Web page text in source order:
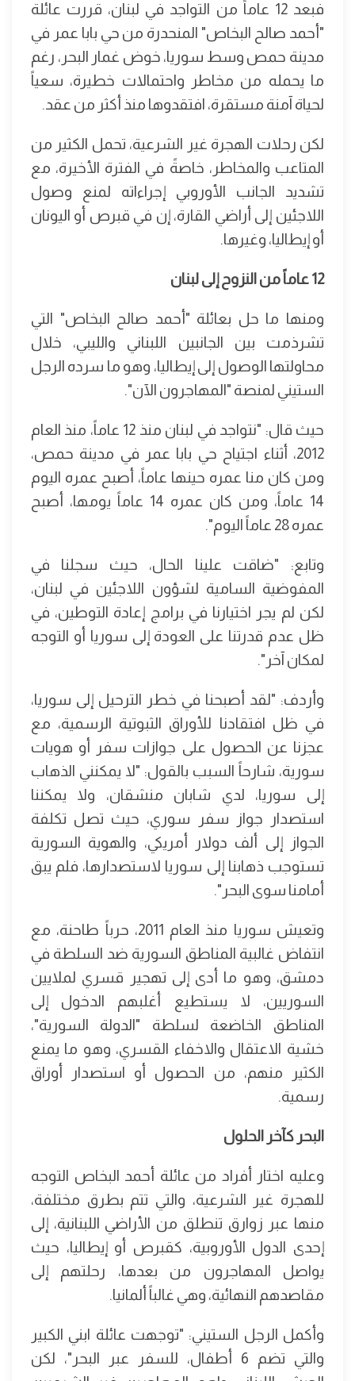
فبعد 12 عاماً من التواجد في لبنان، قررت عائلة
"أحمد صالح البخاص" المنحدرة من حي بابا عمر في
مدينة حمص وسط سوريا، خوض غمار البحر، رغم
ما يحمله من مخاطر واحتمالات خطيرة، سعياً
لحياة آمنة مستقرة، افتقدوها منذ أكثر من عقد.
لكن رحلات الهجرة غير الشرعية، تحمل الكثير من
المتاعب والمخاطر، خاصةً في الفترة الأخيرة، مع
تشديد الجانب الأوروبي إجراءاته لمنع وصول
اللاجئين إلى أراضي القارة، إن في قبرص أو اليونان
أو إيطاليا، وغيرها.
12 عاماً من النزوح إلى لبنان
ومنها ما حل بعائلة "أحمد صالح البخاص" التي
تشرذمت بين الجانبين اللبناني والليبي، خلال
محاولتها الوصول إلى إيطاليا، وهو ما سرده الرجل
الستيني لمنصة "المهاجرون الآن".
حيث قال: "نتواجد في لبنان منذ 12 عاماً، منذ العام
2012، أثناء اجتياح حي بابا عمر في مدينة حمص،
ومن كان منا عمره حينها عاماً، أصبح عمره اليوم
14 عاماً، ومن كان عمره 14 عاماً يومها، أصبح
عمره 28 عاماً اليوم".
وتابع: "ضاقت علينا الحال، حيث سجلنا في
المفوضية السامية لشؤون اللاجئين في لبنان،
لكن لم يجر اختيارنا في برامج إعادة التوطين، في
ظل عدم قدرتنا على العودة إلى سوريا أو التوجه
لمكان آخر".
وأردف: "لقد أصبحنا في خطر الترحيل إلى سوريا،
في ظل افتقادنا للأوراق الثبوتية الرسمية، مع
عجزنا عن الحصول على جوازات سفر أو هويات
سورية، شارحاً السبب بالقول: "لا يمكنني الذهاب
إلى سوريا، لدي شابان منشقان، ولا يمكننا
استصدار جواز سفر سوري، حيث تصل تكلفة
الجواز إلى ألف دولار أمريكي، والهوية السورية
تستوجب ذهابنا إلى سوريا لاستصدارها، فلم يبق
أمامنا سوى البحر".
وتعيش سوريا منذ العام 2011، حرباً طاحنة، مع
انتفاض غالبية المناطق السورية ضد السلطة في
دمشق، وهو ما أدى إلى تهجير قسري لملايين
السوريين، لا يستطيع أغلبهم الدخول إلى
المناطق الخاضعة لسلطة "الدولة السورية"،
خشية الاعتقال والاخفاء القسري، وهو ما يمنع
الكثير منهم، من الحصول أو استصدار أوراق
رسمية.
البحر كآخر الحلول
وعليه اختار أفراد من عائلة أحمد البخاص التوجه
للهجرة غير الشرعية، والتي تتم بطرق مختلفة،
منها عبر زوارق تنطلق من الأراضي اللبنانية، إلى
إحدى الدول الأوروبية، كقبرص أو إيطاليا، حيث
يواصل المهاجرون من بعدها، رحلتهم إلى
مقاصدهم النهائية، وهي غالباً ألمانيا.
وأكمل الرجل الستيني: "توجهت عائلة ابني الكبير
والتي تضم 6 أطفال، للسفر عبر البحر"، لكن